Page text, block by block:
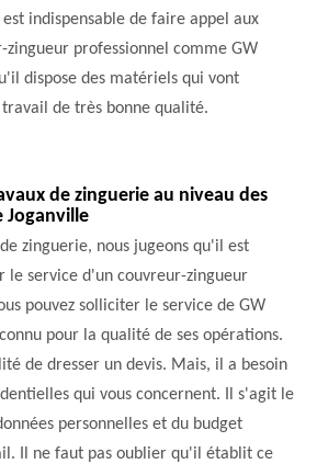
indispensable de faire appel aux
zingueur professionnel comme GW
dispose des matériels qui vont
de très bonne qualité.
de zinguerie au niveau des
Joganville
zinguerie, nous jugeons qu'il est
le service d'un couvreur-zingueur
pouvez solliciter le service de GW
pour la qualité de ses opérations.
de dresser un devis. Mais, il a besoin
qui vous concernent. Il s'agit le
personnelles et du budget
Il ne faut pas oublier qu'il établit ce